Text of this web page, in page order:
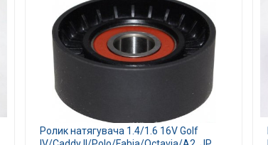
Ролик натягувача 1.4/1.6 16V Golf